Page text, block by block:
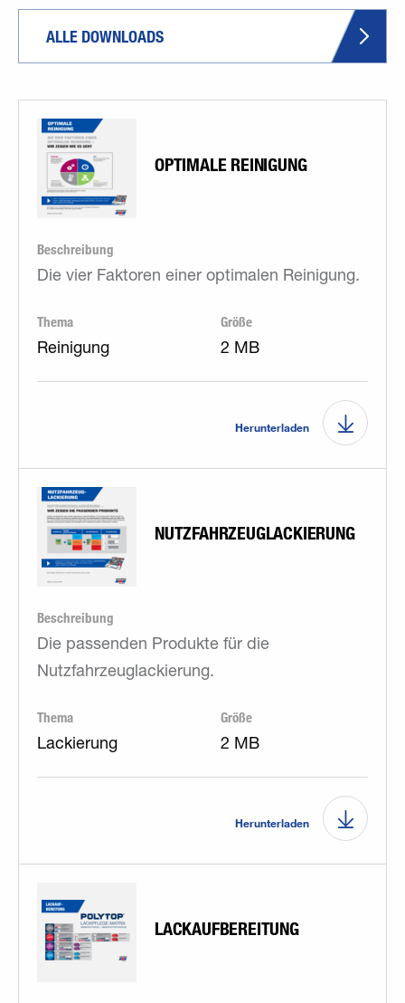
ALLE DOWNLOADS
OPTIMALE REINIGUNG
Beschreibung
Die vier Faktoren einer optimalen Reinigung.
Thema
Reinigung
Größe
2 MB
Herunterladen
NUTZFAHRZEUGLACKIERUNG
Beschreibung
Die passenden Produkte für die
Nutzfahrzeuglackierung.
Thema
Lackierung
Größe
2 MB
Herunterladen
LACKAUFBEREITUNG